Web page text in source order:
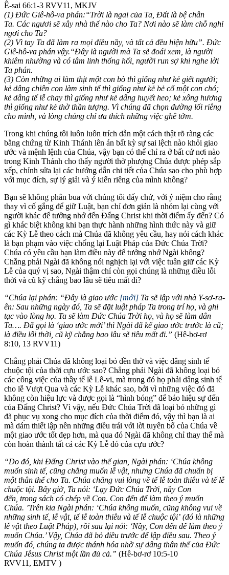
Ê-sai 66:1-3 RVV11, MKJV
(1) Đức Giê-hô-va phán:“Trời là ngai của Ta, Đất là bệ chân
Ta. Các ngươi sẽ xây nhà thế nào cho Ta? Nơi nào sẽ làm chỗ nghỉ
ngơi cho Ta?
(2) Vì tay Ta đã làm ra mọi điều nầy, và tất cả đều hiện hữu”. Đức
Giê-hô-va phán vậy.“Đây là người mà Ta sẽ đoái xem, là người
khiêm nhường và có tâm linh thống hối, người run sợ khi nghe lời
Ta phán.
(3) Còn những ai làm thịt một con bò thì giống như kẻ giết người;
kẻ dâng chiên con làm sinh tế thì giống như kẻ bẻ cổ một con chó;
kẻ dâng tế lễ chay thì giống như kẻ dâng huyết heo; kẻ xông hương
thì giống như kẻ thờ thần tượng. Vì chúng đã chọn đường lối riêng
cho mình, và lòng chúng chỉ ưa thích những việc ghê tởm.
Trong khi chúng tôi luôn luôn trích dẫn một cách thật rõ ràng các
bằng chứng từ Kinh Thánh lên án bất kỳ sự sai lệch nào khỏi giao
ước và mệnh lệnh của Chúa, vậy bạn có thể chỉ ra ở bất cứ nơi nào
trong Kinh Thánh cho thấy người thờ phượng Chúa được phép sắp
xếp, chỉnh sửa lại các hướng dẫn chi tiết của Chúa sao cho phù hợp
với mục đích, sự lý giải và ý kiến riêng của mình không?
Bạn sẽ không phân bua với chúng tôi đấy chứ, với ý niệm cho rằng
thay vì cố gắng để giữ Luật, bạn chỉ đơn giản là nhóm lại cùng với
người khác để tưởng nhớ đến Đấng Christ khi thời điểm ấy đến? Có
gì khác biệt không khi bạn thực hành những hình thức này và giữ
các Kỳ Lễ theo cách mà Chúa đã không yêu cầu, hay nói cách khác
là bạn phạm vào việc chống lại Luật Pháp của Đức Chúa Trời?
Chúa có yêu cầu bạn làm điều này để tưởng nhớ Ngài không?
Chẳng phải Ngài đã không nói nghịch lại với việc tuân giữ các Kỳ
Lễ của quý vị sao, Ngài thậm chí còn gọi chúng là những điều lỗi
thời và cũ kỹ chẳng bao lâu sẽ tiêu mất đi?
“Chúa lại phán: “Đây là giao ước [mới] Ta sẽ lập với nhà Y-sơ-ra-
ên: Sau những ngày đó, Ta sẽ đặt luật pháp Ta trong trí họ, và ghi
tạc vào lòng họ. Ta sẽ làm Đức Chúa Trời họ, và họ sẽ làm dân
Ta…. Đã gọi là ‘giao ước mới’ thì Ngài đã kể giao ước trước là cũ;
là điều lỗi thời, cũ kỹ chẳng bao lâu sẽ tiêu mất đi.” (Hê-bơ-rơ
8:10, 13 RVV11)
Chẳng phải Chúa đã không loại bỏ đền thờ và việc dâng sinh tế
chuộc tội của thời cựu ước sao? Chẳng phải Ngài đã không loại bỏ
các công việc của thầy tế lễ Lê-vi, mà trong đó họ phải dâng sinh tế
cho lễ Vượt Qua và các Kỳ Lễ khác sao, bởi vì những việc đó đã
không còn hiệu lực và được gọi là “hình bóng” để báo hiệu sự đến
của Đấng Christ? Vì vậy, nếu Đức Chúa Trời đã loại bỏ những gì
đã phục vụ xong cho mục đích của thời điểm đó, vậy thì bạn là ai
mà dám thiết lập nên những điều trái với lời tuyên bố của Chúa về
một giao ước tốt đẹp hơn, mà qua đó Ngài đã không chỉ thay thế mà
còn hoàn thành tất cả các Kỳ Lễ đó của cựu ước?
“Do đó, khi Đấng Christ vào thế gian, Ngài phán: ‘Chúa không
muốn sinh tế, cũng chẳng muốn lễ vật, nhưng Chúa đã chuẩn bị
một thân thể cho Ta. Chúa chẳng vui lòng về tế lễ toàn thiêu và tế lễ
chuộc tội. Bấy giờ, Ta nói: ‘Lạy Đức Chúa Trời, nầy Con
đến, trong sách có chép về Con. Con đến để làm theo ý muốn
Chúa. ’Trên kia Ngài phán: ‘Chúa không muốn, cũng không vui về
những sinh tế, lễ vật, tế lễ toàn thiêu và tế lễ chuộc tội’ (đó là những
lễ vật theo Luật Pháp), rồi sau lại nói: ‘Nầy, Con đến để làm theo ý
muốn Chúa.’ Vậy, Chúa đã bỏ điều trước để lập điều sau. Theo ý
muốn đó, chúng ta được thánh hóa nhờ sự dâng thân thể của Đức
Chúa Jêsus Christ một lần đủ cả.” (Hê-bơ-rơ 10:5-10
RVV11, EMTV )